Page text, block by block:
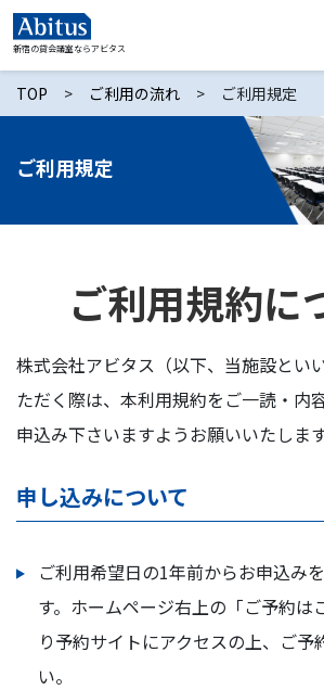
新宿の貸会議室ならアビタス
TOP > ご利用の流れ > ご利用規定
ご利用規定
ご利用規約に
株式会社アビタス（以下、当施設とい
ただく際は、本利用規約をご一読・内
申込み下さいますようお願いいたします
申し込みについて
ご利用希望日の1年前からお申込み
す。ホームページ右上の「ご予約は
り予約サイトにアクセスの上、ご予
い。